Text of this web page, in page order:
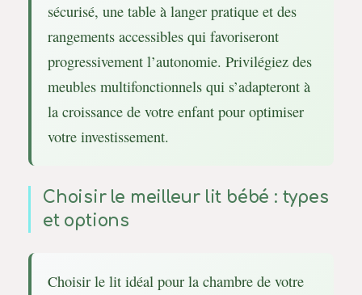
sécurisé, une table à langer pratique et des
rangements accessibles qui favoriseront
progressivement l’autonomie. Privilégiez des
meubles multifonctionnels qui s’adapteront à
la croissance de votre enfant pour optimiser
votre investissement.
Choisir le meilleur lit bébé : types
et options
Choisir le lit idéal pour la chambre de votre